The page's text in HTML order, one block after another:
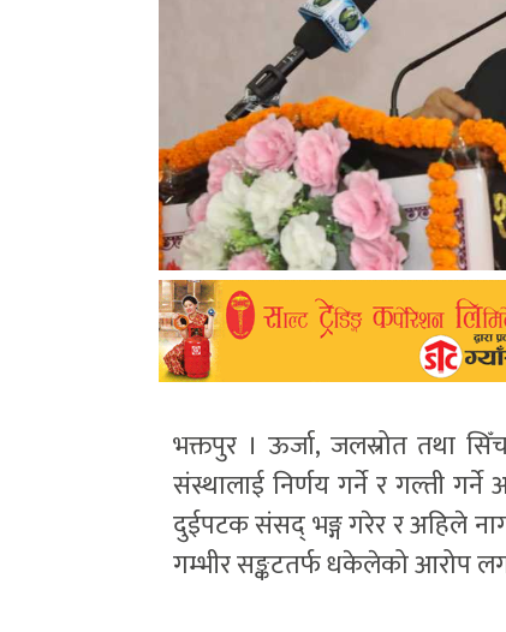
भक्तपुर । ऊर्जा, जलस्रोत तथा
संस्थालाई निर्णय गर्ने र गल्ती गर्ने
दुईपटक संसद् भङ्ग गरेर र अहिले
गम्भीर सङ्कटतर्फ धकेलेको आरोप